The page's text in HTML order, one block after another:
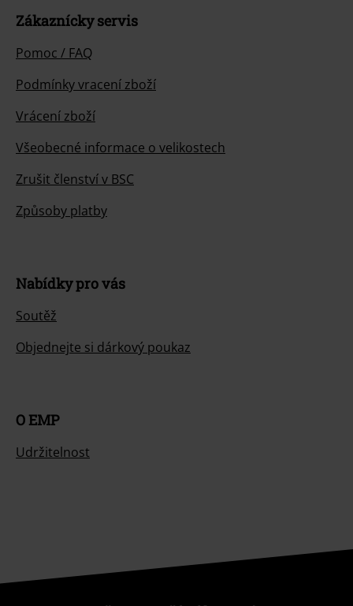
Zákaznícky servis
Pomoc / FAQ
Podmínky vracení zboží
Vrácení zboží
Všeobecné informace o velikostech
Zrušit členství v BSC
Způsoby platby
Nabídky pro vás
Soutěž
Objednejte si dárkový poukaz
O EMP
Udržitelnost